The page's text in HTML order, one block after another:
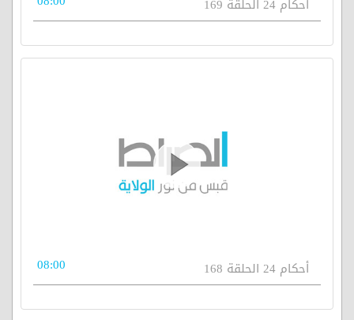
أحكام 24 الحلقة 169
أحكام 24 الحلقة 168 08:00